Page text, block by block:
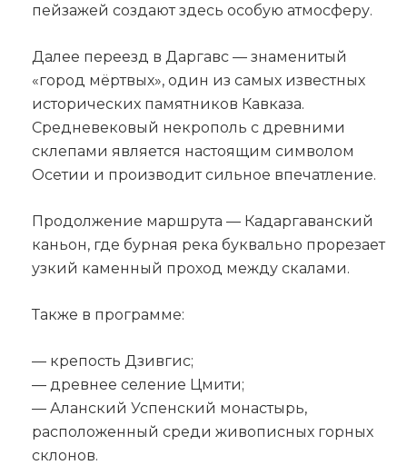
пейзажей создают здесь особую атмосферу.
Далее переезд в Даргавс — знаменитый
«город мёртвых», один из самых известных
исторических памятников Кавказа.
Средневековый некрополь с древними
склепами является настоящим символом
Осетии и производит сильное впечатление.
Продолжение маршрута — Кадаргаванский
каньон, где бурная река буквально прорезает
узкий каменный проход между скалами.
Также в программе:
— крепость Дзивгис;
— древнее селение Цмити;
— Аланский Успенский монастырь,
расположенный среди живописных горных
склонов.